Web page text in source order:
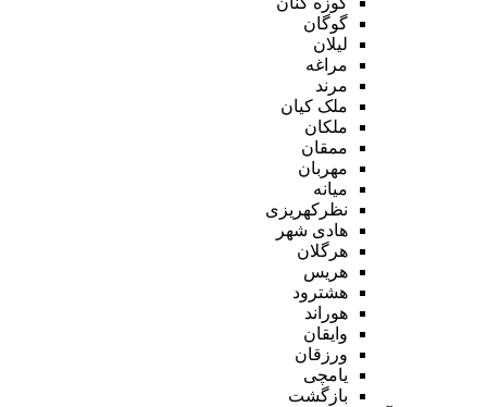
گوگان
لیلان
مراغه
مرند
ملک کیان
ملکان
ممقان
مهربان
میانه
نظرکهریزی
هادی شهر
هرگلان
هریس
هشترود
هوراند
وایقان
ورزقان
یامچی
بازگشت